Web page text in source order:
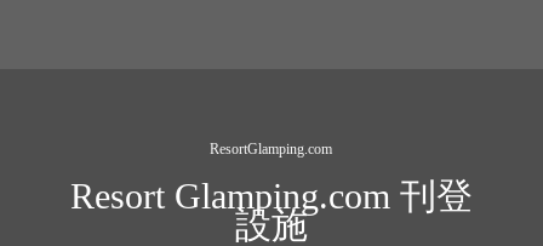
ResortGlamping.com
Resort Glamping.com 刊登
設施